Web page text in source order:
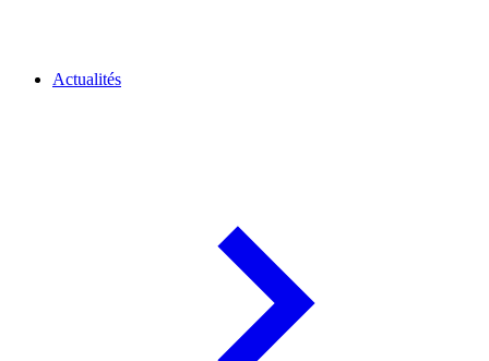
Actualités